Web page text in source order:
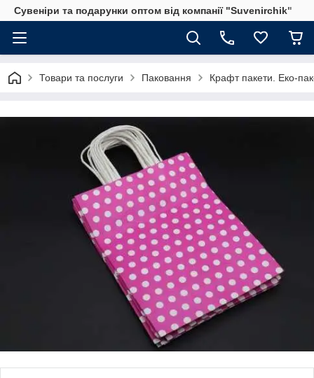
Сувеніри та подарунки оптом від компанії "Suvenirchik"
Товари та послуги Паковання Крафт пакети. Еко-